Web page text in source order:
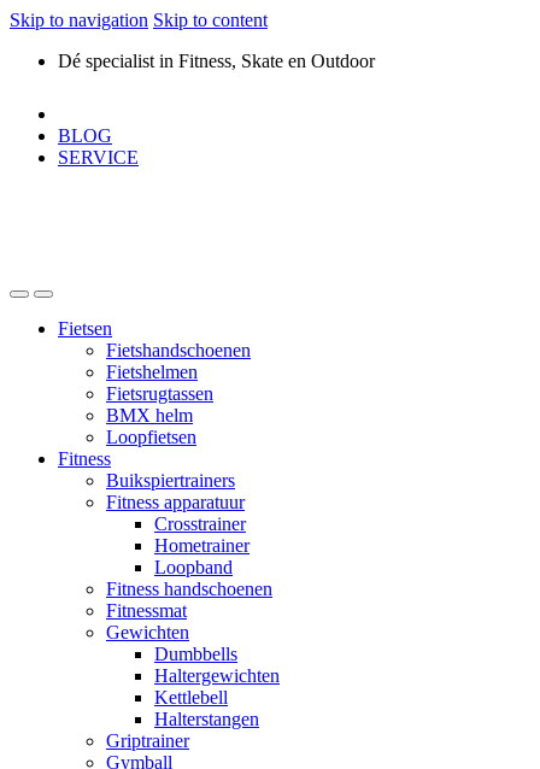
Skip to navigation Skip to content
Dé specialist in Fitness, Skate en Outdoor
BLOG
SERVICE
Fietsen
Fietshandschoenen
Fietshelmen
Fietsrugtassen
BMX helm
Loopfietsen
Fitness
Buikspiertrainers
Fitness apparatuur
Crosstrainer
Hometrainer
Loopband
Fitness handschoenen
Fitnessmat
Gewichten
Dumbbells
Haltergewichten
Kettlebell
Halterstangen
Griptrainer
Gymball